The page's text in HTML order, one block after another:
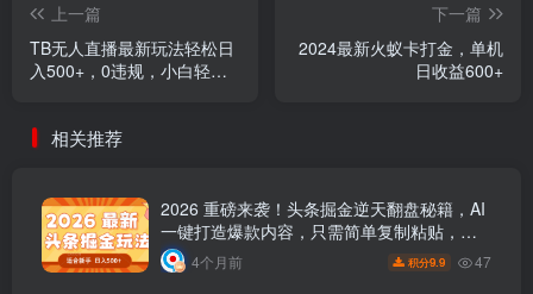
上一篇
TB无人直播最新玩法轻松日
入500+，0违规，小白轻松
下一篇
2024最新火蚁卡打金，单机
日收益600+
相关推荐
2026 重磅来袭！头条掘金逆天翻盘秘籍，AI
一键打造爆款内容，只需简单复制粘贴，日
入 500 + 轻松实现！
4个月前 积分9.9 47